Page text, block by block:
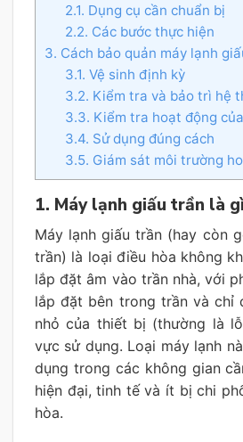
2.1. Dụng cụ cần chuẩn bị
2.2. Các bước thực hiện
3. Cách bảo quản máy lạnh
3.1. Vệ sinh định kỳ
3.2. Kiểm tra và bảo trì hệ
3.3. Kiểm tra hoạt động
3.4. Sử dụng đúng cách
3.5. Giám sát môi trường
1. Máy lạnh giấu trần là
Máy lạnh giấu trần (hay còn
trần) là loại điều hòa không
lắp đặt âm vào trần nhà, với
lắp đặt bên trong trần và chỉ
nhỏ của thiết bị (thường là
vực sử dụng. Loại máy lạnh
dụng trong các không gian
hiện đại, tinh tế và ít bị chi
hòa.